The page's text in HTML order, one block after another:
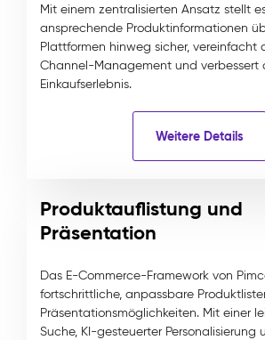
Mit einem zentralisierten Ansatz stellt
ansprechende Produktinformationen
Plattformen hinweg sicher, vereinfacht
Channel-Management und verbessert
Einkaufserlebnis.
Weitere Details
Produktauflistung und
Präsentation
Das E-Commerce-Framework von
fortschrittliche, anpassbare
Präsentationsmöglichkeiten. Mit einer
Suche, KI-gesteuerter Personalisierung